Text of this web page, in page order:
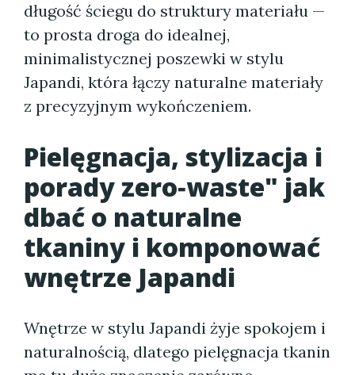
długość ściegu do struktury materiału —
to prosta droga do idealnej,
minimalistycznej poszewki w stylu
Japandi, która łączy naturalne materiały
z precyzyjnym wykończeniem.
Pielęgnacja, stylizacja i
porady zero‑waste" jak
dbać o naturalne
tkaniny i komponować
wnętrze Japandi
Wnętrze w stylu Japandi żyje spokojem i
naturalnością, dlatego pielęgnacja tkanin